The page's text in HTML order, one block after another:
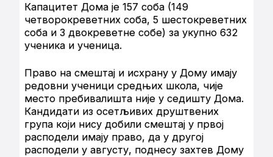
Капацитет Дома је 157 соба (149
четворокреветних соба, 5 шестокреветних
соба и 3 двокреветне собе) за укупно 632
ученика и ученица.
Право на смештај и исхрану у Дому имају
редовни ученици средњих школа, чије
место пребивалишта није у седишту Дома.
Кандидати из осетљивих друштвених
група који нису добили смештај у првој
расподели имају право, да у другој
расподели у августу, поднесу захтев Дому